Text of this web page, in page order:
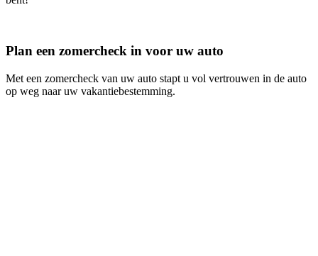
Plan een zomercheck in voor uw auto
Met een zomercheck van uw auto stapt u vol vertrouwen in de auto
op weg naar uw vakantiebestemming.